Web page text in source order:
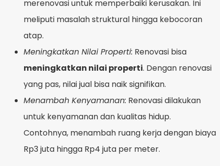
merenovasi untuk memperbaiki kerusakan. Ini
meliputi masalah struktural hingga kebocoran
atap.
Meningkatkan Nilai Properti: Renovasi bisa
meningkatkan nilai properti. Dengan renovasi
yang pas, nilai jual bisa naik signifikan.
Menambah Kenyamanan: Renovasi dilakukan
untuk kenyamanan dan kualitas hidup.
Contohnya, menambah ruang kerja dengan biaya
Rp3 juta hingga Rp4 juta per meter.